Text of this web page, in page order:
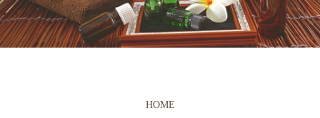
HOME